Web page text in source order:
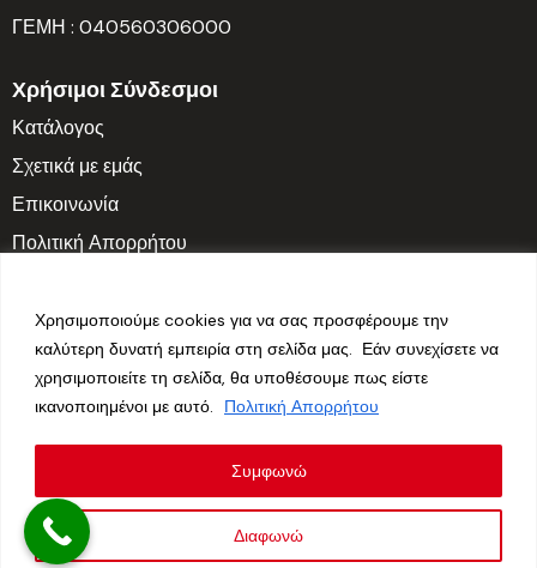
Χρησιμοποιούμε cookies για να σας προσφέρουμε την
καλύτερη δυνατή εμπειρία στη σελίδα μας. Εάν συνεχίσετε να
χρησιμοποιείτε τη σελίδα, θα υποθέσουμε πως είστε
ικανοποιημένοι με αυτό.
Πολιτική Απορρήτου
Διαφωνώ
Συμφωνώ
ΓΕΜΗ : 040560306000
Χρήσιμοι Σύνδεσμοι
Κατάλογος
Σχετικά με εμάς
Επικοινωνία
Πολιτική Απορρήτου
Δευτ. – Παρ.: 7:30 π.μ. – 3:30 μ.μ.
Σαββατοκύριακο: Κλειστά
Follow us